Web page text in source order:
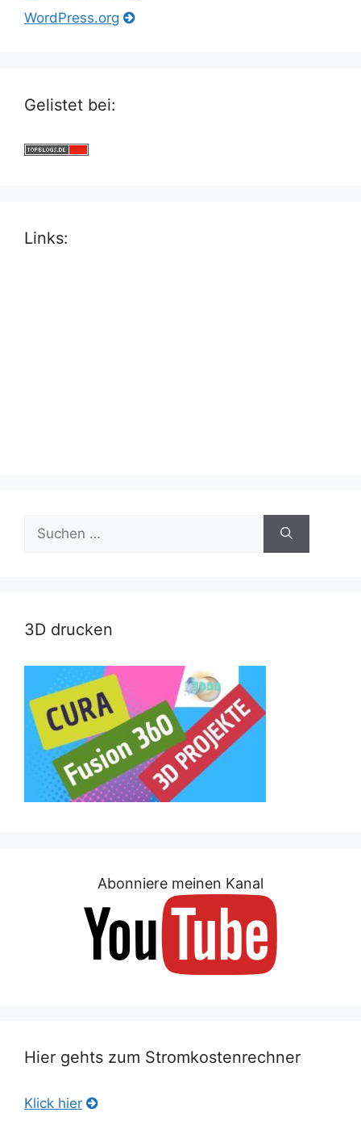
WordPress.org
Gelistet bei:
Links:
Suche
nach:
3D drucken
Abonniere meinen Kanal
Hier gehts zum Stromkostenrechner
Klick hier